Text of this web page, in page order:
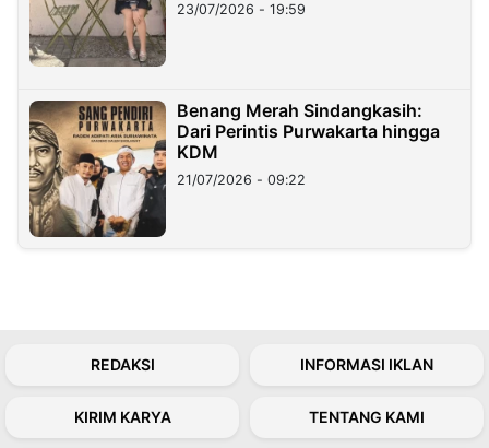
23/07/2026 - 19:59
Benang Merah Sindangkasih:
Dari Perintis Purwakarta hingga
KDM
21/07/2026 - 09:22
REDAKSI INFORMASI IKLAN
KIRIM KARYA TENTANG KAMI